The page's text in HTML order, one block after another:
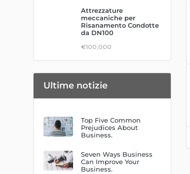
Attrezzature
meccaniche per
Risanamento Condotte
da DN100
€100,000
Ultime notizie
Top Five Common
Prejudices About
Business.
Seven Ways Business
Can Improve Your
Business.